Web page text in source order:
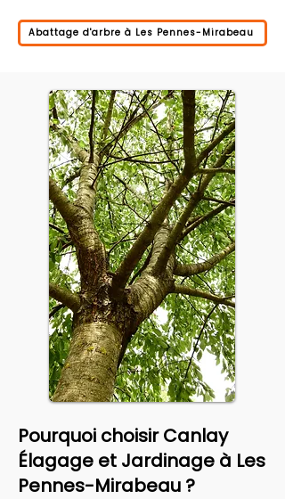
Abattage d'arbre à Les Pennes-Mirabeau
Pourquoi choisir Canlay
Élagage et Jardinage à Les
Pennes-Mirabeau ?